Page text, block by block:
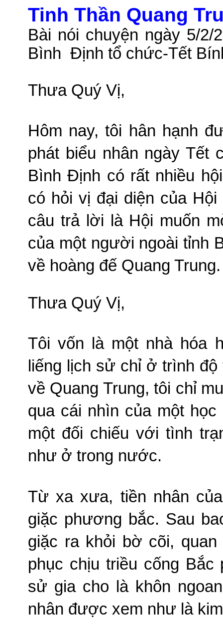
Tinh Thần Quang
Bài nói chuyện ngày 5/
Bình Định tổ chức-Tết
Thưa Quý Vị,
Hôm nay, tôi hân hạnh
phát biểu nhân ngày Tết
Bình Định có rất nhiều
có hỏi vị đại diện của
câu trả lời là Hội muốn
của một người ngoài tỉnh
về hoàng đế Quang Trung.
Thưa Quý Vị,
Tôi vốn là một nhà hóa
liếng lịch sử chỉ ở trình
về Quang Trung, tôi chỉ
qua cái nhìn của một
một đối chiếu với tình
như ở trong nước.
Từ xa xưa, tiền nhân
giặc phương bắc. Sau
giặc ra khỏi bờ cõi,
phục chịu triều cống Bắc
sử gia cho là khôn
nhân được xem như là kim